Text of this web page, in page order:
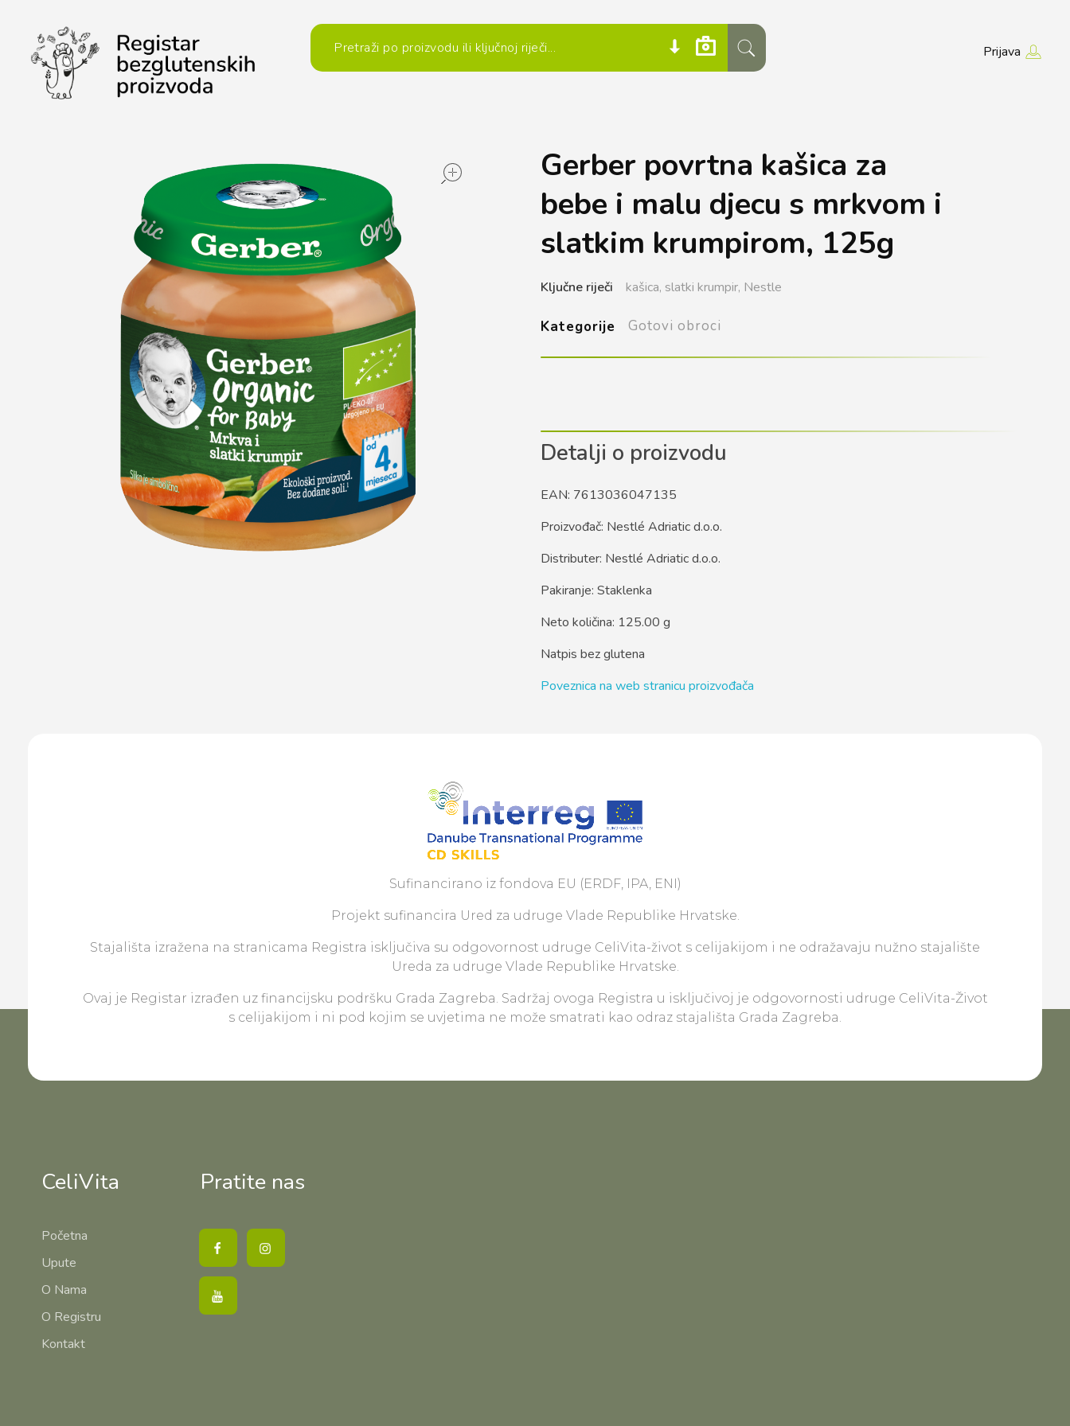
Prijava
Gerber povrtna kašica za
bebe i malu djecu s mrkvom i
slatkim krumpirom, 125g
Ključne riječi kašica, slatki krumpir, Nestle
Kategorije Gotovi obroci
Detalji o proizvodu
EAN: 7613036047135
Proizvođač: Nestlé Adriatic d.o.o.
Distributer: Nestlé Adriatic d.o.o.
Pakiranje: Staklenka
Neto količina: 125.00 g
Natpis bez glutena
Poveznica na web stranicu proizvođača
Sufinancirano iz fondova EU (ERDF, IPA, ENI)
Projekt sufinancira Ured za udruge Vlade Republike Hrvatske.
Stajališta izražena na stranicama Registra isključiva su odgovornost udruge CeliVita-život s celijakijom i ne odražavaju nužno stajalište
Ureda za udruge Vlade Republike Hrvatske.
Ovaj je Registar izrađen uz financijsku podršku Grada Zagreba. Sadržaj ovoga Registra u isključivoj je odgovornosti udruge CeliVita-Život
s celijakijom i ni pod kojim se uvjetima ne može smatrati kao odraz stajališta Grada Zagreba.
CeliVita
Početna
Upute
O Nama
O Registru
Kontakt
Pratite nas